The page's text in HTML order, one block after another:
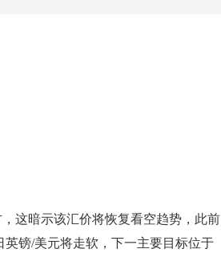
这暗示该汇价将恢复看空趋势，此前
镑/美元将走软，下一主要目标位于